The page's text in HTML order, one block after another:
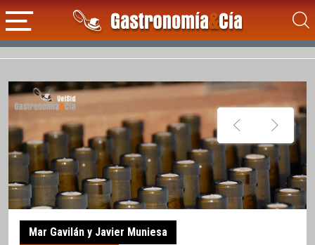
Mar Gavilán y Javier Muniesa